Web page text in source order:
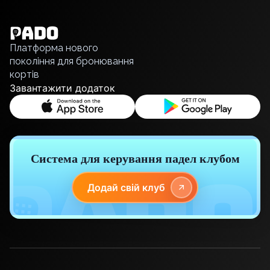
Cherkasy
Chernivtsi
Dnipro
Ivano-Frankivsk
Kharkiv
Khmelnytskyi
Kryvyi Rih
Kyiv
Sumy
Русский
Платформа нового
покоління для бронювання
кортів
Завантажити додаток
Система для керування падел клубом
Додай свій клуб